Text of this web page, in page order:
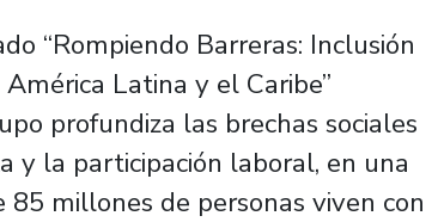
“Rompiendo Barreras: Inclusión
Latina y el Caribe”
profundiza las brechas sociales
y la participación laboral, en una
millones de personas viven con